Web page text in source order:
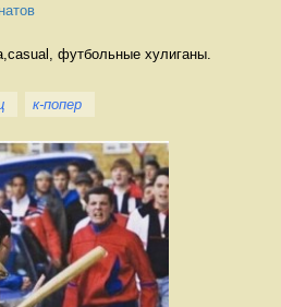
футбольные хулиганы.
к-попер